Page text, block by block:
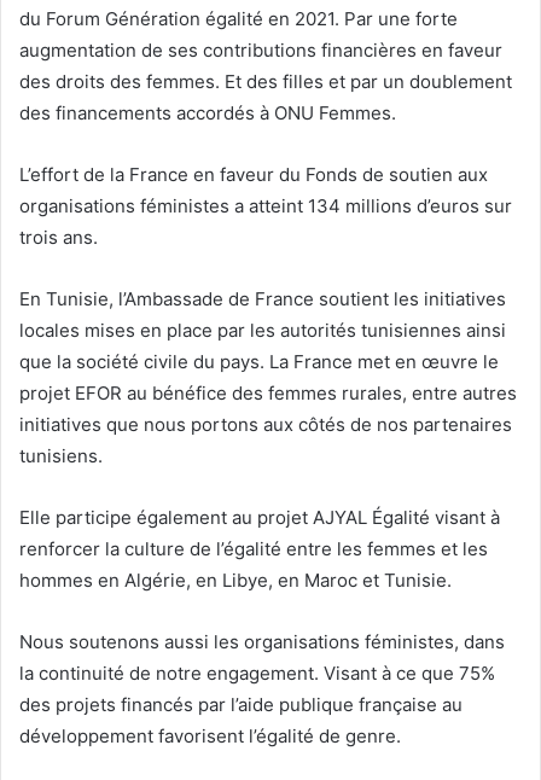
du Forum Génération égalité en 2021. Par une forte
augmentation de ses contributions financières en faveur
des droits des femmes. Et des filles et par un doublement
des financements accordés à ONU Femmes.
L’effort de la France en faveur du Fonds de soutien aux
organisations féministes a atteint 134 millions d’euros sur
trois ans.
En Tunisie, l’Ambassade de France soutient les initiatives
locales mises en place par les autorités tunisiennes ainsi
que la société civile du pays. La France met en œuvre le
projet EFOR au bénéfice des femmes rurales, entre autres
initiatives que nous portons aux côtés de nos partenaires
tunisiens.
Elle participe également au projet AJYAL Égalité visant à
renforcer la culture de l’égalité entre les femmes et les
hommes en Algérie, en Libye, en Maroc et Tunisie.
Nous soutenons aussi les organisations féministes, dans
la continuité de notre engagement. Visant à ce que 75%
des projets financés par l’aide publique française au
développement favorisent l’égalité de genre.